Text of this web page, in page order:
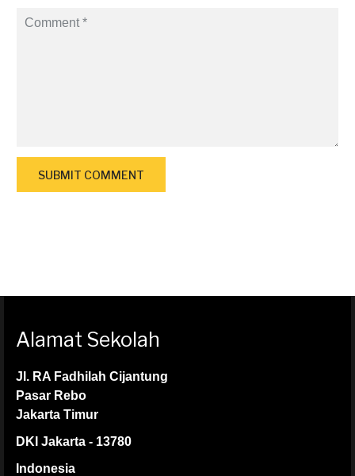
Alamat Sekolah
Jl. RA Fadhilah Cijantung
Pasar Rebo
Jakarta Timur
DKI Jakarta - 13780
Indonesia